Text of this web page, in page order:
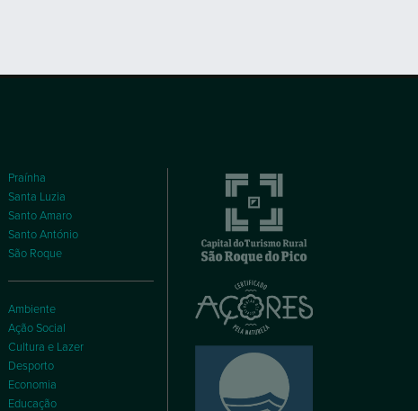
Praínha
Santa Luzia
Santo Amaro
Santo António
São Roque
Ambiente
Ação Social
Cultura e Lazer
Desporto
Economia
Educação